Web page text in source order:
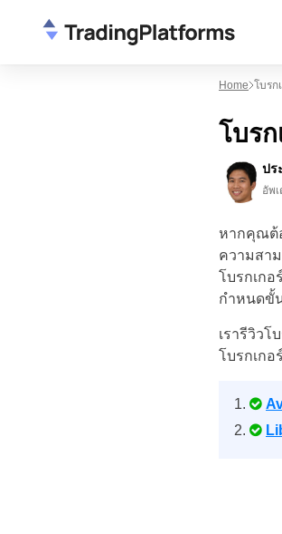
Home โบรก
โบร
ปร
อัพ
หากคุณต้
ความสา
โบรกเก
กำหนดขั้
เรารีวิว
โบรกเกอ